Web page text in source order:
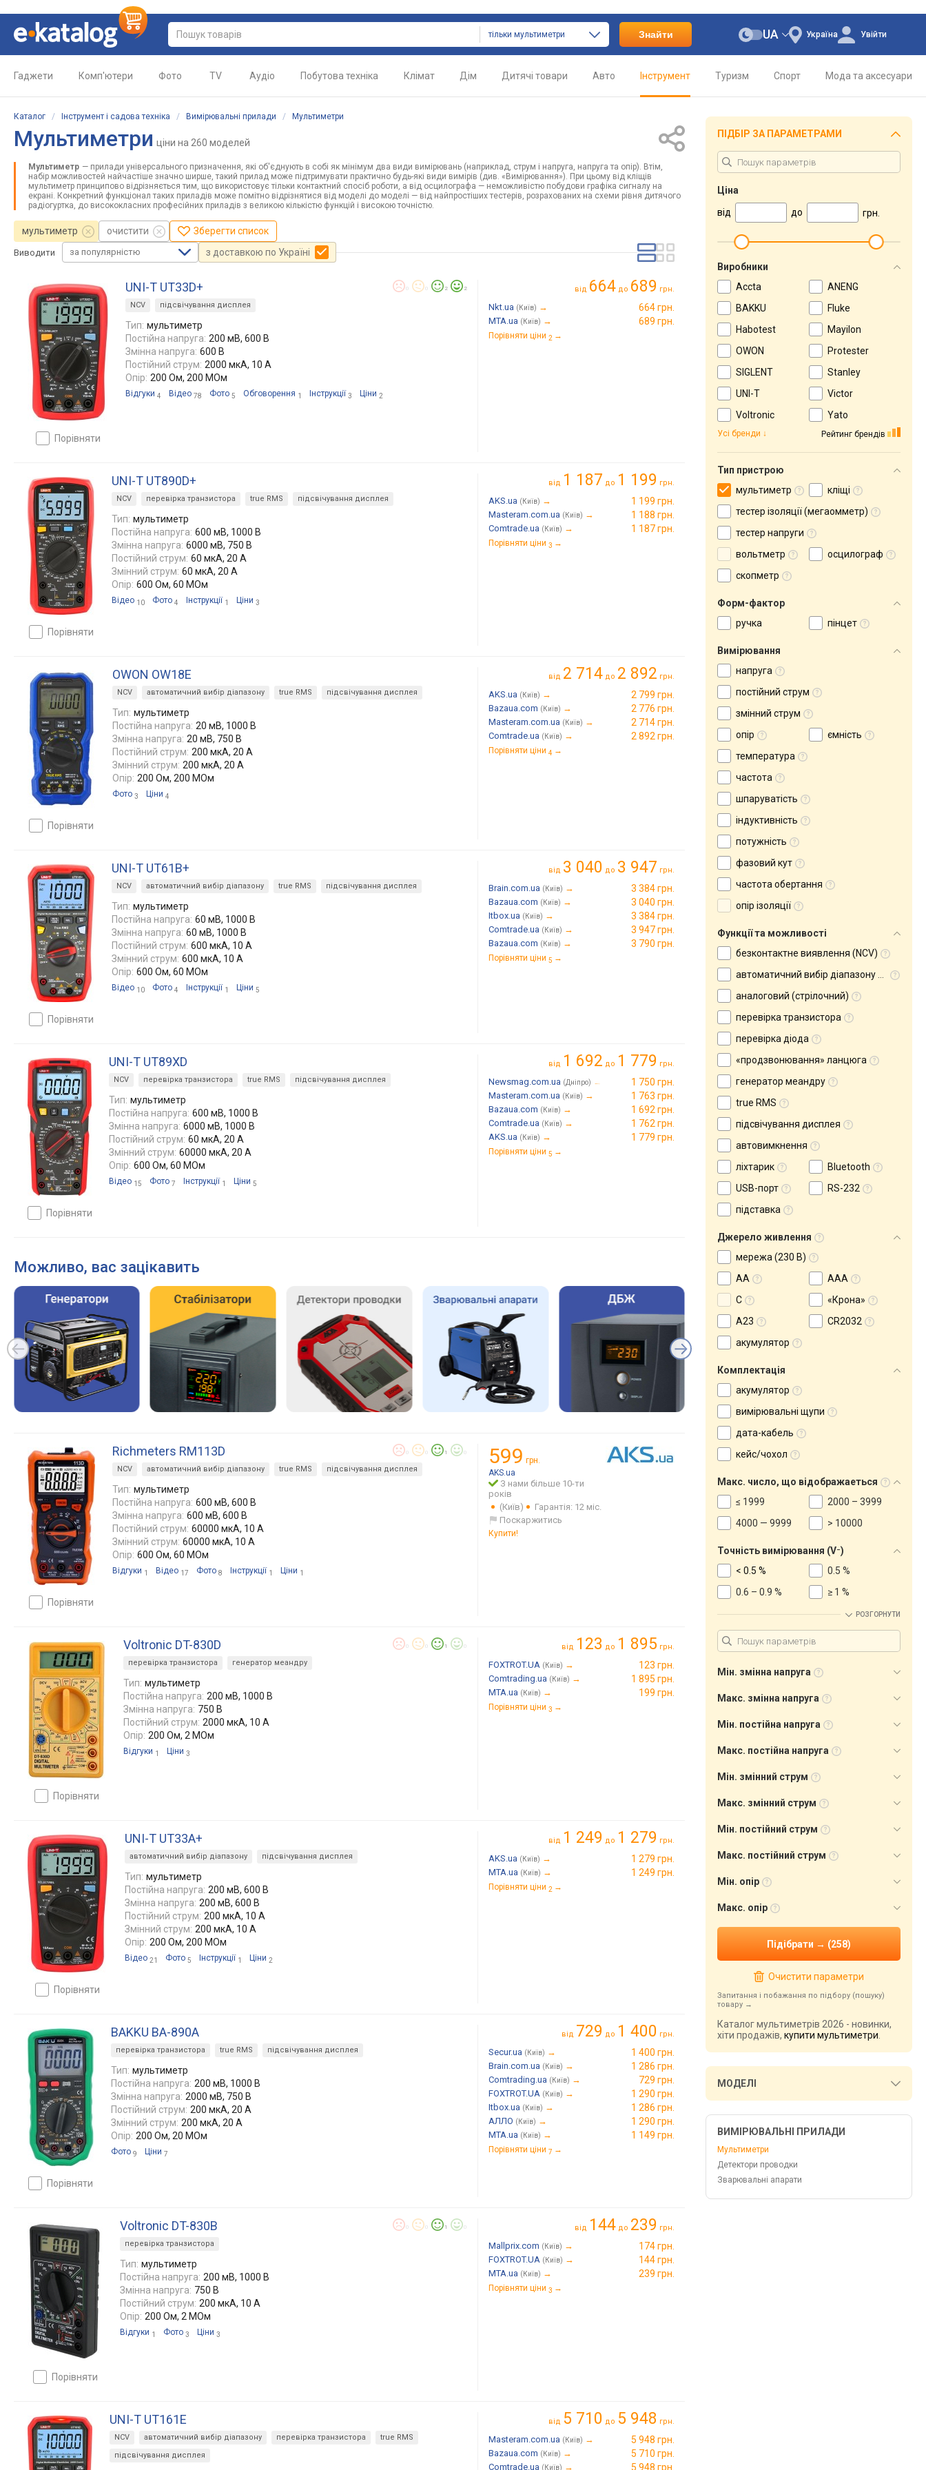
тільки мультиметри Знайти Україна
UA Увійти
Гаджети Комп'ютери Фото TV Аудіо Побутова техніка Клімат Дім Дитячі товари Авто Інструмент Туризм Спорт Мода та аксесуари
Каталог / Інструмент і садова техніка / Вимірювальні прилади / Мультиметри
Мультиметри ціни на 260 моделей
Мультиметр — прилади універсального призначення, які об'єднують в собі як мінімум два види вимірювань (наприклад, струм і напруга, напруга та опір). Втім,
набір можливостей найчастіше значно ширше, такий прилад може підтримувати практично будь-які види вимірів (див. «Вимірювання»). При цьому від кліщів
мультиметр принципово відрізняється тим, що використовує тільки контактний спосіб роботи, а від осцилографа — неможливістю побудови графіка сигналу на
екрані. Конкретний функціонал таких приладів може помітно відрізнятися від моделі до моделі — від найпростіших тестерів, розрахованих на схеми рівня дитячого
радіогуртка, до висококласних професійних приладів з великою кількістю функцій і високою точністю.
мультиметр очистити Зберегти список
Виводити за популярністю з доставкою по Україні
порівняти
UNI-T UT33D+ 2 2
NCV підсвічування дисплея
Тип: мультиметр
Постійна напруга: 200 мВ, 600 В
Змінна напруга: 600 В
Постійний струм: 2000 мкА, 10 А
Опір: 200 Ом, 200 МОм
Відгуки 4 Відео 78 Фото 5 Обговорення 1 Інструкції 3 Ціни 2
від 664 до 689 грн.
Nkt.ua (Київ) → 664 грн.
MTA.ua (Київ) → 689 грн.
Порівняти ціни 2 →
порівняти
UNI-T UT890D+
NCV перевірка транзистора true RMS підсвічування дисплея
Тип: мультиметр
Постійна напруга: 600 мВ, 1000 В
Змінна напруга: 6000 мВ, 750 В
Постійний струм: 60 мкА, 20 А
Змінний струм: 60 мкА, 20 А
Опір: 600 Ом, 60 МОм
Відео 10 Фото 4 Інструкції 1 Ціни 3
від 1 187 до 1 199 грн.
AKS.ua (Київ) → 1 199 грн.
Masteram.com.ua (Київ) → 1 188 грн.
Comtrade.ua (Київ) → 1 187 грн.
Порівняти ціни 3 →
порівняти
OWON OW18E
NCV автоматичний вибір діапазону true RMS підсвічування дисплея
Тип: мультиметр
Постійна напруга: 20 мВ, 1000 В
Змінна напруга: 20 мВ, 750 В
Постійний струм: 200 мкА, 20 А
Змінний струм: 200 мкА, 20 А
Опір: 200 Ом, 200 МОм
Фото 3 Ціни 4
від 2 714 до 2 892 грн.
AKS.ua (Київ) → 2 799 грн.
Bazaua.com (Київ) → 2 776 грн.
Masteram.com.ua (Київ) → 2 714 грн.
Comtrade.ua (Київ) → 2 892 грн.
Порівняти ціни 4 →
порівняти
UNI-T UT61B+
NCV автоматичний вибір діапазону true RMS підсвічування дисплея
Тип: мультиметр
Постійна напруга: 60 мВ, 1000 В
Змінна напруга: 60 мВ, 1000 В
Постійний струм: 600 мкА, 10 А
Змінний струм: 600 мкА, 10 А
Опір: 600 Ом, 60 МОм
Відео 10 Фото 4 Інструкції 1 Ціни 5
від 3 040 до 3 947 грн.
Brain.com.ua (Київ) → 3 384 грн.
Bazaua.com (Київ) → 3 040 грн.
Itbox.ua (Київ) → 3 384 грн.
Comtrade.ua (Київ) → 3 947 грн.
Bazaua.com (Київ) → 3 790 грн.
Порівняти ціни 5 →
порівняти
UNI-T UT89XD
NCV перевірка транзистора true RMS підсвічування дисплея
Тип: мультиметр
Постійна напруга: 600 мВ, 1000 В
Змінна напруга: 6000 мВ, 1000 В
Постійний струм: 60 мкА, 20 А
Змінний струм: 60000 мкА, 20 А
Опір: 600 Ом, 60 МОм
Відео 15 Фото 7 Інструкції 1 Ціни 5
від 1 692 до 1 779 грн.
Newsmag.com.ua (Дніпро) → 1 750 грн.
Masteram.com.ua (Київ) → 1 763 грн.
Bazaua.com (Київ) → 1 692 грн.
Comtrade.ua (Київ) → 1 762 грн.
AKS.ua (Київ) → 1 779 грн.
Порівняти ціни 5 →
Можливо, вас зацікавить
порівняти
Richmeters RM113D 1
NCV автоматичний вибір діапазону true RMS підсвічування дисплея
Тип: мультиметр
Постійна напруга: 600 мВ, 600 В
Змінна напруга: 600 мВ, 600 В
Постійний струм: 60000 мкА, 10 А
Змінний струм: 60000 мкА, 10 А
Опір: 600 Ом, 60 МОм
Відгуки 1 Відео 17 Фото 8 Інструкції 1 Ціни 1
599 грн.
AKS.ua
З нами більше 10-ти
років
(Київ)
Гарантія: 12 міс.
Поскаржитись
Купити!
порівняти
Voltronic DT-830D 1
перевірка транзистора генератор меандру
Тип: мультиметр
Постійна напруга: 200 мВ, 1000 В
Змінна напруга: 750 В
Постійний струм: 2000 мкА, 10 А
Опір: 200 Ом, 2 МОм
Відгуки 1 Ціни 3
від 123 до 1 895 грн.
FOXTROT.UA (Київ) → 123 грн.
Comtrading.ua (Київ) → 1 895 грн.
MTA.ua (Київ) → 199 грн.
Порівняти ціни 3 →
порівняти
UNI-T UT33A+
автоматичний вибір діапазону підсвічування дисплея
Тип: мультиметр
Постійна напруга: 200 мВ, 600 В
Змінна напруга: 200 мВ, 600 В
Постійний струм: 200 мкА, 10 А
Змінний струм: 200 мкА, 10 А
Опір: 200 Ом, 200 МОм
Відео 21 Фото 5 Інструкції 1 Ціни 2
від 1 249 до 1 279 грн.
AKS.ua (Київ) → 1 279 грн.
MTA.ua (Київ) → 1 249 грн.
Порівняти ціни 2 →
порівняти
BAKKU BA-890A
перевірка транзистора true RMS підсвічування дисплея
Тип: мультиметр
Постійна напруга: 200 мВ, 1000 В
Змінна напруга: 2000 мВ, 750 В
Постійний струм: 200 мкА, 20 А
Змінний струм: 200 мкА, 20 А
Опір: 200 Ом, 20 МОм
Фото 9 Ціни 7
від 729 до 1 400 грн.
Secur.ua (Київ) → 1 400 грн.
Brain.com.ua (Київ) → 1 286 грн.
Comtrading.ua (Київ) → 729 грн.
FOXTROT.UA (Київ) → 1 290 грн.
Itbox.ua (Київ) → 1 286 грн.
АЛЛО (Київ) → 1 290 грн.
MTA.ua (Київ) → 1 149 грн.
Порівняти ціни 7 →
порівняти
Voltronic DT-830B 1
перевірка транзистора
Тип: мультиметр
Постійна напруга: 200 мВ, 1000 В
Змінна напруга: 750 В
Постійний струм: 200 мкА, 10 А
Опір: 200 Ом, 2 МОм
Відгуки 1 Фото 3 Ціни 3
від 144 до 239 грн.
Mallprix.com (Київ) → 174 грн.
FOXTROT.UA (Київ) → 144 грн.
MTA.ua (Київ) → 239 грн.
Порівняти ціни 3 →
UNI-T UT161E
NCV автоматичний вибір діапазону перевірка транзистора
true RMS
підсвічування дисплея
від 5 710 до 5 948 грн.
Masteram.com.ua (Київ) → 5 948 грн.
Bazaua.com (Київ) → 5 710 грн.
Comtrade.ua (Київ) → 5 948 грн.
ПІДБІР ЗА ПАРАМЕТРАМИ
Ціна
від
до грн.
Виробники
Accta
ANENG
BAKKU
Fluke
Habotest
Mayilon
OWON
Protester
SIGLENT
Stanley
UNI-T
Victor
Voltronic
Yato
Рейтинг брендів
Усі бренди
Тип пристрою
мультиметр
кліщі
тестер ізоляції (мегаомметр)
тестер напруги
вольтметр
осцилограф
скопметр
Форм-фактор
ручка
пінцет
Вимірювання
напруга
постійний струм
змінний струм
опір
ємність
температура
частота
шпаруватість
індуктивність
потужність
фазовий кут
частота обертання
опір ізоляції
Функції та можливості
безконтактне виявлення (NCV)
автоматичний вибір діапазону вимірювання
аналоговий (стрілочний)
перевірка транзистора
перевірка діода
«продзвонювання» ланцюга
генератор меандру
true RMS
підсвічування дисплея
автовимкнення
ліхтарик
Bluetooth
USB-порт
RS-232
підставка
Джерело живлення
мережа (230 В)
AA
AAA
С
«Крона»
A23
CR2032
акумулятор
Комплектація
акумулятор
вимірювальні щупи
дата-кабель
кейс/чохол
Макс. число, що відображаеться
≤ 1999
2000 – 3999
4000 — 9999
> 10000
Точність вимірювання (V⁻)
< 0.5 %
0.5 %
0.6 – 0.9 %
≥ 1 %
РОЗГОРНУТИ
Мін. змінна напруга
Макс. змінна напруга
Мін. постійна напруга
Макс. постійна напруга
Мін. змінний струм
Макс. змінний струм
Мін. постійний струм
Макс. постійний струм
Мін. опір
Макс. опір
Очистити параметри
Запитання і побажання по підбору (пошуку)
товару
Каталог мультиметрів 2026 - новинки,
хіти продажів, купити мультиметри
МОДЕЛІ
ВИМІРЮВАЛЬНІ ПРИЛАДИ
Мультиметри
Детектори проводки
Зварювальні апарати